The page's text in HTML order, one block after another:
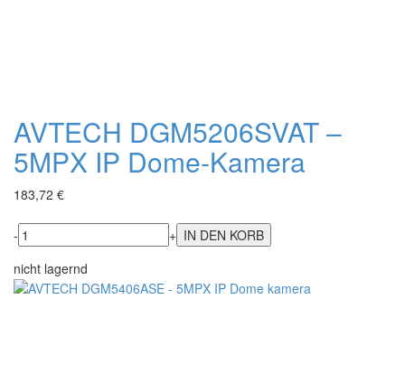
AVTECH DGM5206SVAT –
5MPX IP Dome-Kamera
183,72 €
-
+
nicht lagernd